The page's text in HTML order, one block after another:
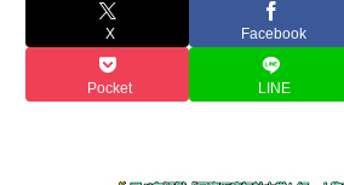
X Facebook
Pocket LINE